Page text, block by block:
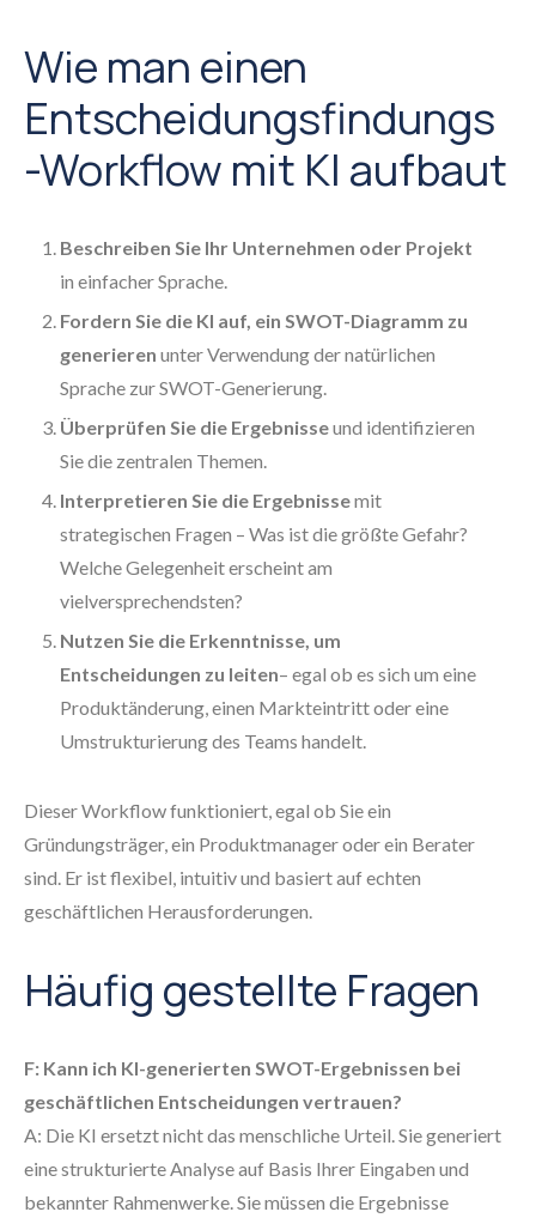
Wie man einen
Entscheidungsfindungs
-Workflow mit KI aufbaut
Beschreiben Sie Ihr Unternehmen oder Projekt
in einfacher Sprache.
Fordern Sie die KI auf, ein SWOT-Diagramm zu
generieren unter Verwendung der natürlichen
Sprache zur SWOT-Generierung.
Überprüfen Sie die Ergebnisseund identifizieren
Sie die zentralen Themen.
Interpretieren Sie die Ergebnissemit
strategischen Fragen – Was ist die größte Gefahr?
Welche Gelegenheit erscheint am
vielversprechendsten?
Nutzen Sie die Erkenntnisse, um
Entscheidungen zu leiten– egal ob es sich um eine
Produktänderung, einen Markteintritt oder eine
Umstrukturierung des Teams handelt.
Dieser Workflow funktioniert, egal ob Sie ein
Gründungsträger, ein Produktmanager oder ein Berater
sind. Er ist flexibel, intuitiv und basiert auf echten
geschäftlichen Herausforderungen.
Häufig gestellte Fragen
F: Kann ich KI-generierten SWOT-Ergebnissen bei
geschäftlichen Entscheidungen vertrauen?
A: Die KI ersetzt nicht das menschliche Urteil. Sie generiert
eine strukturierte Analyse auf Basis Ihrer Eingaben und
bekannter Rahmenwerke. Sie müssen die Ergebnisse